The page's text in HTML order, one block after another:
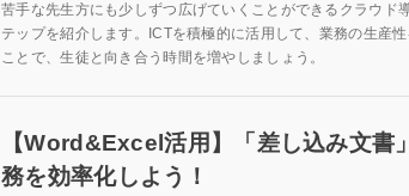
苦手な先生方にも少しずつ広げていくことができるクラウド
テップを紹介します。ICTを積極的に活用して、業務の生産性
ことで、生徒と向き合う時間を増やしましょう。
【Word&Excel活用】「差し込み文書
務を効率化しよう！